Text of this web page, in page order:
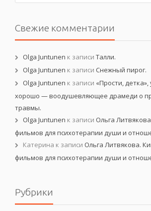
Свежие комментарии
Olga Juntunen к записи Талли.
Olga Juntunen к записи Снежный пирог.
Olga Juntunen к записи «Прости, детка»,
хорошо — воодушевляющее драмеди о
травмы.
Olga Juntunen к записи Ольга
фильмов для психотерапии души и
Катерина к записи Ольга Литвякова.
фильмов для психотерапии души и
Рубрики